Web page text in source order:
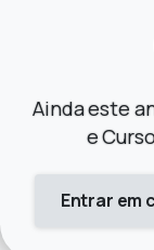
Ainda este
e
Entrar em